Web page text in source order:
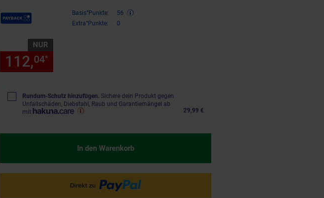
Payback Punkte Basis°Punkte:
56
Extra°Punkte:
0
NUR
112,04*
Rundum-Schutz hinzufügen. Sichere dein Produkt gegen
Unfallschäden, Diebstahl, Raub und Garantiemängel ab
mit
29,99 €
In den Warenkorb